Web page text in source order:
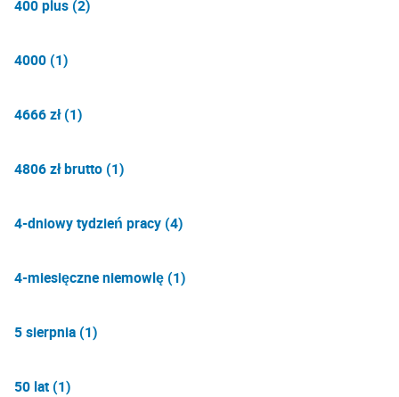
400 plus (2)
4000 (1)
4666 zł (1)
4806 zł brutto (1)
4-dniowy tydzień pracy (4)
4-miesięczne niemowlę (1)
5 sierpnia (1)
50 lat (1)